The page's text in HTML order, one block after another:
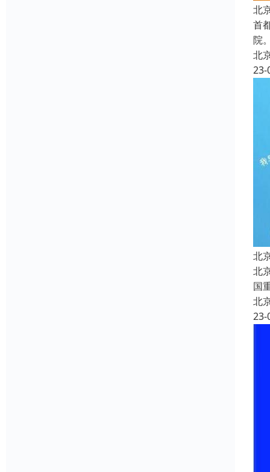
北
首
院
北
23-
北
北
国
北
23-